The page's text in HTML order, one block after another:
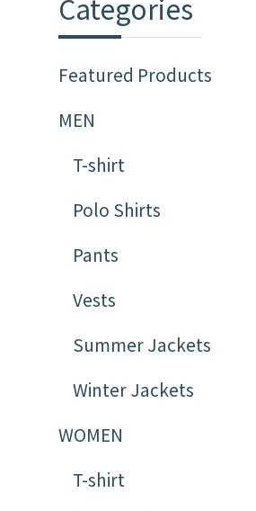
Categories
Featured Products
MEN
T-shirt
Polo Shirts
Pants
Vests
Summer Jackets
Winter Jackets
WOMEN
T-shirt